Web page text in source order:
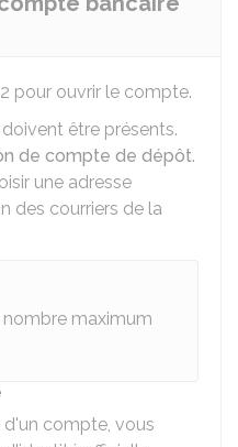
pour ouvrir le compte.
être présents.
de compte de dépôt.
une adresse
des courriers de la
maximum
d'un compte, vous